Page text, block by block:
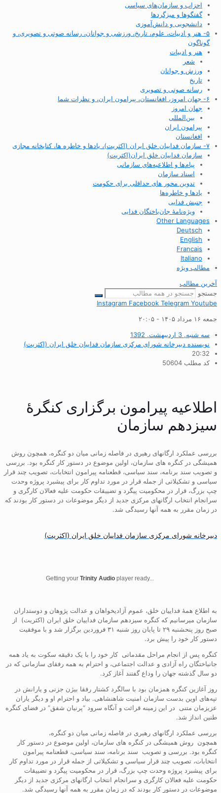
احزاب و سازمان‌های سیاسی
گفتگوها و میزگردها
دانشجویی و دانش‌آموزی
۵- هنر و ادبیات، علوم، تاریخ، ورزشی و جوانان، رسانه صوتی و تصویری، و
گوناگون
هنر و ادبیات
شعر
ورزش و جوانان
تاریخ
رسانه صوتی و تصویری
۶- جهان امروز، افغانستان، پیرامون ایران، و نظرات شما
جهان امروز
بین‌المللی
پیرامون ایران
افغانستان
۷- سازمان فداییان خلق ایران (اکثریت)، یادها و خاطره ها، کتابخانه مجازی
سازمان فداییان خلق ایران(اکثریت)
پیام‌ها و اطلاعیه‌های سازمانی
اسناد سازمان
تدوین محور های حداقلی برای حکومت
یادها و خاطره‌ها
جنبش فدایی
ویژه‌نامهٔ جان‌باختگان فدایی
Other Languages
Deutsch
English
Francais
Italiano
مطالب ویژه
آخرین مطالب
جستجو
Instagram Facebook Telegram Youtube
جمعه ۱۶ مرداد ۱۴۰۵ - ۲۰:۰۵
سه شنبه, 3 اردیبهشت, 1392
نویسنده دبیرخانه شورای مرکزی سازمان فداییان خلق ایران (اکثریت)
20:32
کد مطلب 50604
اطلاعیه پیرامون برگزاری کنگرۀ
سیزدهم سازمان
بررسی عملکرد ارگانهای رهبری در فاصله زمانی ميان دو کنگره، همچون روش
هميشگی در کنگره های سازمان، اولين موضوع در دستور کار کنگره بود. بررسی
و تصويب سند برنامه، سند سياسی، قطعنامه پيرامون انتخابات، تصويب چند قرار
سیاسی و تشکیلاتی از جمله قرار در مورد تداوم کار برای پيشبرد پروژه وحدت
چپ بزرگ، قرار در محکوميت پيگرد و تضييقات حکومت عليه فعالان کارگری و
سرانجام انتخاب ارگانهای مرکزی جديد از ديگر موضوعات در دستور کار بودند که
در زمان مقرر به همه آنها رسيدگی شد.
دبیرخانه شورای مرکزی سازمان فداییان خلق ایران (اکثریت)
Getting your Trinity Audio player ready...
به اطلاع همۀ فداییان خلق، عموم آزادیخواهان و عدالت پژوهان و دوستداران
سازمان می‏رسانیم که کنگره سیزدهم سازمان فداییان خلق ایران (اکثریت) از
صبح روز پنحشنبه ۲۹ تا پایان روز شنبه ۳۱ فروردین برگزار شد و با موفقیت
دستور کار خود را پیش برد.
کنگره پس از انجام مراحل مقدماتی کار خود را با یک دقیقه سکوت به یاد همه
جانباختگان راه آزادی و عدالت اجتماعی، و احترام به همه رفقای سازمانی که در
دو سال گذشته جهان را وداع گفتند آغاز کرد.
روز آغازین کنگره همزمان بود با سالگرد کشتار رفقا بیژن جزنی و یارانش در
تپه‌های اوین بدست سازمان امنیت شاهنشاهی. بیاد و احترام او و دیگر یاران
عزیزمان متنی در این زمینه قرائت و آنگاه سرود “پرنیان شفق” در فضای کنگره
طنین انداز شد.
بررسی عملکرد ارگانهای رهبری در فاصله زمانی میان دو کنگره،
همچون روش همیشگی در کنگره های سازمان، اولین موضوع در دستور کار
کنگره بود. بررسی و تصویب سند برنامه، سند سیاسی، قطعنامه پیرامون
انتخابات، تصویب چند قرار سیاسی و تشکیلاتی از جمله قرار در مورد تداوم کار
برای پیشبرد پروژه وحدت چپ بزرگ، قرار در محکومیت پیگرد و تضییقات
حکومت علیه فعالان کارگری و سرانجام انتخاب ارگانهای مرکزی جدید از دیگر
موضوعات در دستور کار بودند که در زمان مقرر به همه آنها رسیدگی شد.